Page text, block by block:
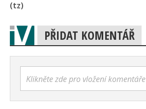
(tz)
PŘIDAT KOMENTÁŘ
Klikněte zde pro vložení komentáře